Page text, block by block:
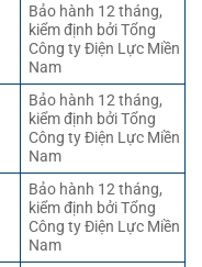
Bảo hành 12 tháng,
kiểm định bởi Tổng
Công ty Điện Lực Miền
Nam
Bảo hành 12 tháng,
kiểm định bởi Tổng
Công ty Điện Lực Miền
Nam
Bảo hành 12 tháng,
kiểm định bởi Tổng
Công ty Điện Lực Miền
Nam